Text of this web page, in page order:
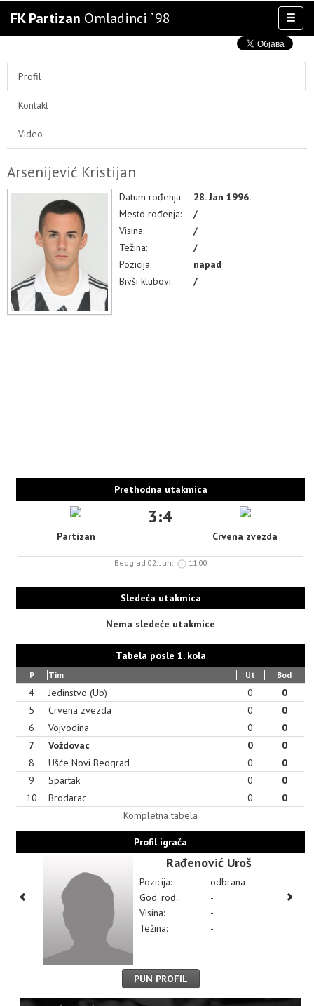
FK Partizan Omladinci `98
KLUB
OSTALE SELEKCIJE
MULTIMEDIJA
Profil
Kontakt
Video
Arsenijević Kristijan
Datum rođenja:
28. Jan 1996.
Mesto rođenja:
/
Visina:
/
Težina:
/
Pozicija:
napad
Bivši klubovi:
/
Prethodna utakmica
3:4
Partizan Crvena zvezda
Beograd 02. Jun. 11:00
Sledeća utakmica
Nema sledeće utakmice
Tabela posle 1. kola
P Tim Ut Bod
4 Jedinstvo (Ub) 0
0
5
Crvena zvezda 0
0
6
Vojvodina 0
0
7
Voždovac 0
0
8
Ušće Novi Beograd 0
0
9
Spartak 0
0
10
Brodarac 0
0
Kompletna tabela
Profil igrača
Rađenović Uroš
Pozicija:
odbrana
God. rođ.:
-
Visina:
-
Težina:
-
PUN PROFIL